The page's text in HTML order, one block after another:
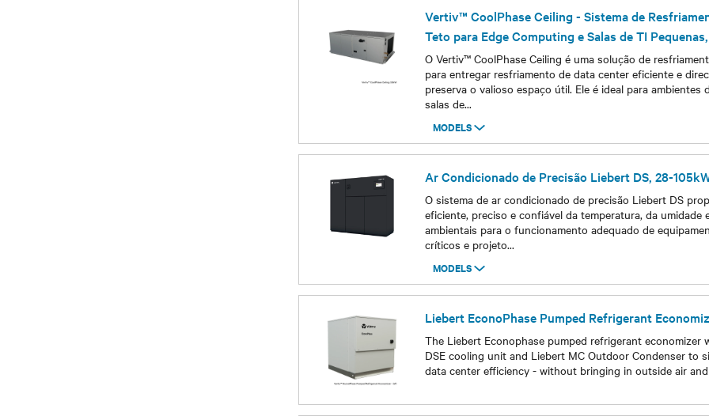
Vertiv™ CoolPhase Ceiling - Sistema de
Teto para Edge Computing e Salas de TI
O Vertiv™ CoolPhase Ceiling é uma solução de
para entregar resfriamento de data center eficiente e
preserva o valioso espaço útil. Ele é ideal para ambientes
salas de...
MODELS
Models
Ar Condicionado de Precisão Liebert DS, 28-
O sistema de ar condicionado de precisão Liebert DS
eficiente, preciso e confiável da temperatura, da umidade
ambientais para o funcionamento adequado de
críticos e projeto...
MODELS
Models
Liebert EconoPhase Pumped Refrigerant
The Liebert Econophase pumped refrigerant economizer
DSE cooling unit and Liebert MC Outdoor Condenser to
data center efficiency - without bringing in outside air